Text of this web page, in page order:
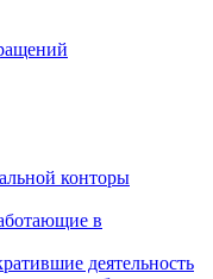
конторы
в
деятельность